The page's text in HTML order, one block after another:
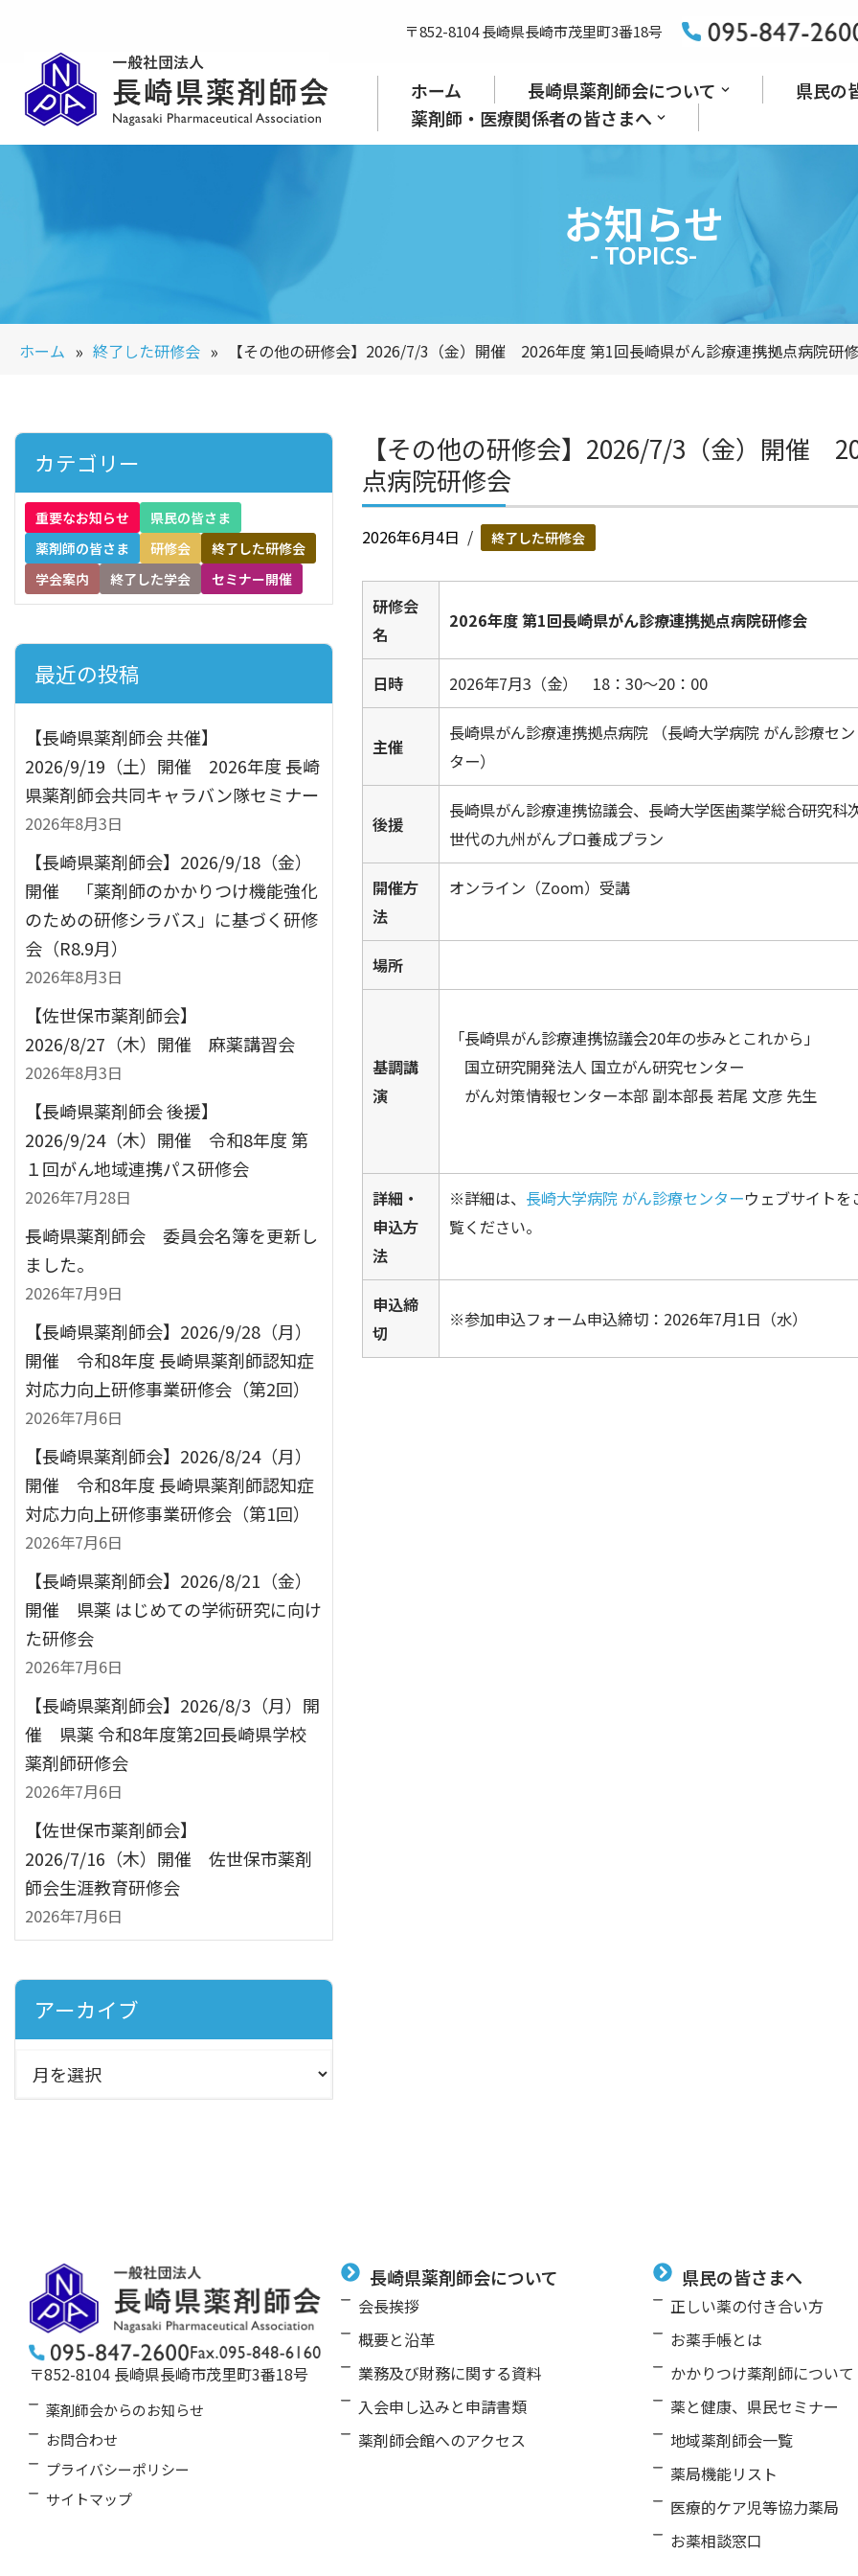
ン
テ
ン
ツ
〒852-8104 長崎県長崎市茂里町3番18号
ホーム 長崎県薬剤師会について
県民の
薬剤師・医療関係者の皆さまへ
お知らせ
- TOPICS-
ホーム » 終了した研修会 » 【その他の研修会】2026/7/3（金）開催 2026年度 第1回長崎県がん診療連携拠点病院研
カテゴリー
重要なお知らせ
県民の皆さま
薬剤師の皆さま
研修会
終了した研修会
学会案内
終了した学会 セミナー開催
最近の投稿
【長崎県薬剤師会 共催】
2026/9/19（土）開催 2026年度 長崎
県薬剤師会共同キャラバン隊セミナー
2026年8月3日
【長崎県薬剤師会】2026/9/18（金）
開催 「薬剤師のかかりつけ機能強化
のための研修シラバス」に基づく研修
会（R8.9月）
2026年8月3日
【佐世保市薬剤師会】
2026/8/27（木）開催 麻薬講習会
2026年8月3日
【長崎県薬剤師会 後援】
2026/9/24（木）開催 令和8年度 第
１回がん地域連携パス研修会
2026年7月28日
長崎県薬剤師会 委員会名簿を更新し
ました。
2026年7月9日
【長崎県薬剤師会】2026/9/28（月）
開催 令和8年度 長崎県薬剤師認知症
対応力向上研修事業研修会（第2回）
2026年7月6日
【長崎県薬剤師会】2026/8/24（月）
開催 令和8年度 長崎県薬剤師認知症
対応力向上研修事業研修会（第1回）
2026年7月6日
【長崎県薬剤師会】2026/8/21（金）
開催 県薬 はじめての学術研究に向け
た研修会
2026年7月6日
【長崎県薬剤師会】2026/8/3（月）開
催 県薬 令和8年度第2回長崎県学校
薬剤師研修会
2026年7月6日
【佐世保市薬剤師会】
2026/7/16（木）開催 佐世保市薬剤
師会生涯教育研修会
2026年7月6日
アーカイブ
【その他の研修会】2026/7/3（金）開催
点病院研修会
2026年6月4日 終了した研修会
研修会
名
2026年度 第1回長崎県がん診療連携拠点病院研修会
日時 2026年7月3（金） 18：30～20：00
主催
長崎県がん診療連携拠点病院 （長崎大学病院 がん診療セン
ター）
後援
長崎県がん診療連携協議会、長崎大学医歯薬学総合研究科
世代の九州がんプロ養成プラン
開催方
法
オンライン（Zoom）受講
場所
基調講
演
「長崎県がん診療連携協議会20年の歩みとこれから」
国立研究開発法人 国立がん研究センター
がん対策情報センター本部 副本部長 若尾 文彦 先生
詳細・
申込方
法
※詳細は、 長崎大学病院 がん診療センターウェブサイトを
覧ください。
申込締
切
※参加申込フォーム申込締切：2026年7月1日（水）
〒852-8104 長崎県長崎市茂里町3番18号
薬剤師会からのお知らせ
お問合わせ
プライバシーポリシー
サイトマップ
長崎県薬剤師会について
会⻑挨拶
概要と沿⾰
業務及び財務に関する資料
⼊会申し込みと申請書類
薬剤師会館へのアクセス
県民の皆さまへ
正しい薬の付き合い⽅
お薬⼿帳とは
かかりつけ薬剤師について
薬と健康、県⺠セミナー
地域薬剤師会⼀覧
薬局機能リスト
医療的ケア児等協⼒薬局
お薬相談窓口